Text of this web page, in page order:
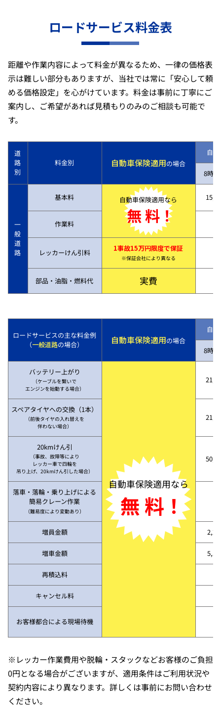
ロードサービス料金表
距離や作業内容によって料金が異なるため、一律の価格表
示は難しい部分もありますが、当社では常に「安心して頼
める価格設定」を心がけています。料金は事前に丁寧にご
案内し、ご希望があれば見積もりのみのご相談も可能で
す。
道
路
別
料金別 自動車保険適用の場合
自
8時
一
般
道
路
基本料 自動車保険適用なら
無 料！
作業料
レッカーけん引料 1事故15万円限度で保証
※保証会社により異なる
部品・油脂・燃料代 実費
ロードサービスの主な料金例
（一般道路の場合） 自動車保険適用の場合
自
8時
バッテリー上がり
（ケーブルを繋いで
エンジンを始動する場合）
自動車保険適用なら
無 料！
スペアタイヤへの交換（1本）
（前後タイヤの入れ替えを
伴わない場合）
20kmけん引
（事故、故障等により
レッカー車で四輪を
吊り上げ、20kmけん引した場合）
落車・落輪・乗り上げによる
簡易クレーン作業
（難易度により変動あり）
増員金額
増車金額
再積込料
キャンセル料
お客様都合による現場待機
※レッカー作業費用や脱輪・スタックなどお客様のご負担
0円となる場合がございますが、適用条件はご利用状況や
契約内容により異なります。詳しくは事前にお問い合わせ
ください。